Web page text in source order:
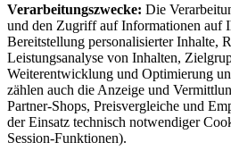
Verarbeitungszwecke: Die
und den Zugriff auf Informationen auf
Bereitstellung personalisierter Inhalte,
Leistungsanalyse von Inhalten,
Weiterentwicklung und Optimierung
zählen auch die Anzeige und
Partner-Shops, Preisvergleiche und
der Einsatz technisch notwendiger
Session-Funktionen).